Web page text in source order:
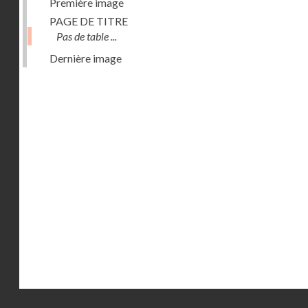
PAGE DE TITRE
Pas de table ...
Dernière image